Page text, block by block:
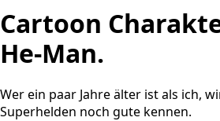
Cartoon
He-Man.
Wer ein paar Jahre älter ist als ich,
Superhelden noch gute kennen.